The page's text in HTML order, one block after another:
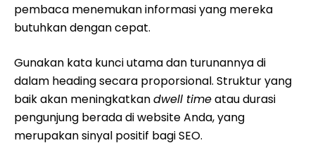
pembaca menemukan informasi yang mereka
butuhkan dengan cepat.
Gunakan kata kunci utama dan turunannya di
dalam heading secara proporsional. Struktur yang
baik akan meningkatkandwell timeatau durasi
pengunjung berada di website Anda, yang
merupakan sinyal positif bagi SEO.